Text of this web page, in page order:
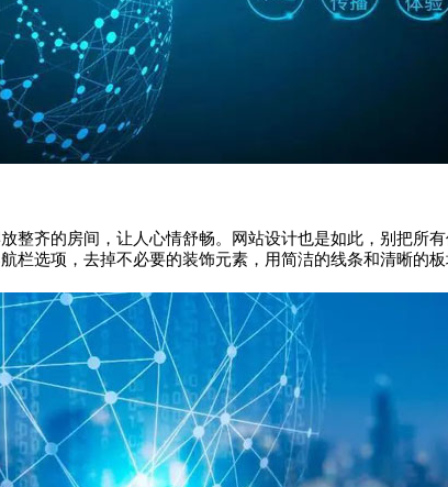
整齐的房间，让人心情舒畅。网站设计也是如此，别把所
选项，去掉不必要的装饰元素，用简洁的线条和清晰的板